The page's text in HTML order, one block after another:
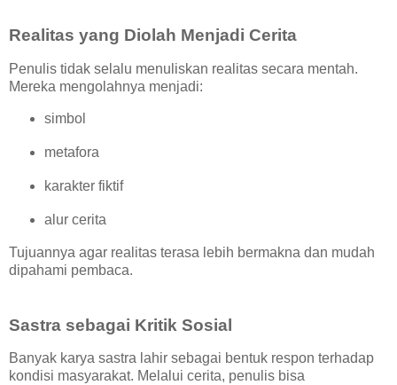
Realitas yang Diolah Menjadi Cerita
Penulis tidak selalu menuliskan realitas secara mentah.
Mereka mengolahnya menjadi:
simbol
metafora
karakter fiktif
alur cerita
Tujuannya agar realitas terasa lebih bermakna dan mudah
dipahami pembaca.
Sastra sebagai Kritik Sosial
Banyak karya sastra lahir sebagai bentuk respon terhadap
kondisi masyarakat. Melalui cerita, penulis bisa